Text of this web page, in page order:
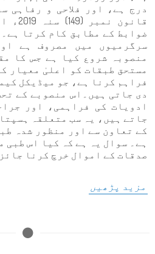
درج ہے، اور فلاحی و رفاہی
ضوابط کے مطابق کام کرتا ہے۔
سرگرمیوں میں مصروف ہے
منصوبہ شروع کیا ہے جس کا
مستحق طبقات کو اعلیٰ معیار
فراہم کرنا ہے، جو میڈیکل
دی جاتی ہیں۔اس منصوبے کے
ادویات کی فراہمی، اور
جاتے ہیں، یہ سب متعلقہ
کے تعاون سے اور منظور شدہ
ہے۔ سوال یہ ہے کہ کیا اس طبی
صدقات کے اموال خرچ کرنا
مزید پڑھیں